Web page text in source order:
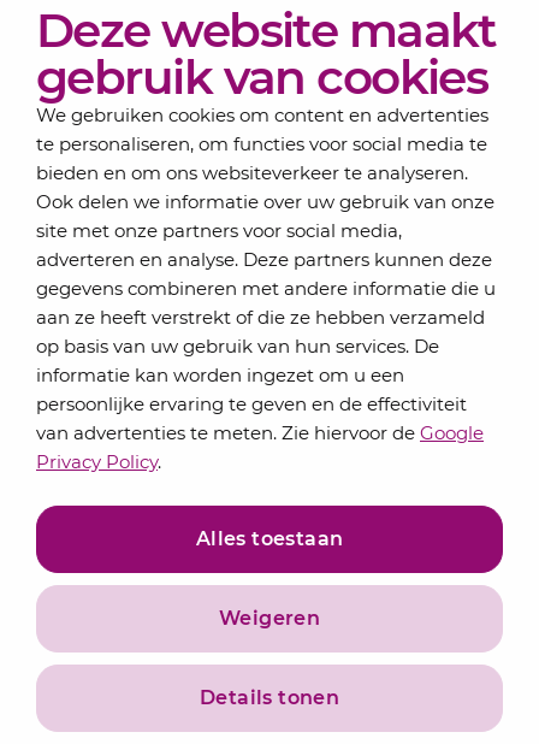
Deze website maakt
gebruik van cookies
We gebruiken cookies om content en advertenties
te personaliseren, om functies voor social media te
bieden en om ons websiteverkeer te analyseren.
Ook delen we informatie over uw gebruik van onze
site met onze partners voor social media,
adverteren en analyse. Deze partners kunnen deze
gegevens combineren met andere informatie die u
aan ze heeft verstrekt of die ze hebben verzameld
op basis van uw gebruik van hun services. De
informatie kan worden ingezet om u een
persoonlijke ervaring te geven en de effectiviteit
van advertenties te meten. Zie hiervoor de Google
Privacy Policy.
Alles toestaan
Weigeren
Details tonen
Actueel
Over Lansigt
Contact
Schrijf je in voor onze nieuwsbrief
Elke maand bundelen de adviseurs van Lansigt in
de eSigt het nieuws.
Jouw emailadres
Inschrijven
PrivacyverklaringAlgemene voorwaarden